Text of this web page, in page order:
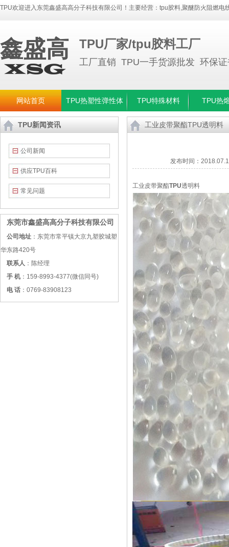
TPU欢迎进入东莞鑫盛高高分子科技有限公司！主要经营： tpu胶料,聚醚防火阻燃电
鑫盛高 TPU厂家/tpu胶料工厂
工厂直销 TPU一手货源批发 环保证
网站首页 TPU热塑性弹性体 TPU特殊材料 TPU热
TPU新闻资讯
公司新闻
供应TPU百科
常见问题
东莞市鑫盛高高分子科技有限公司
公司地址 ：东莞市常平镇大京九塑胶城塑
华东路420号
联系人 ：陈经理
手 机 ：159-8993-4377(微信同号)
电 话 ：0769-83908123
工业皮带聚酯TPU透明料
发布时间：
工业皮带聚酯TPU透明料